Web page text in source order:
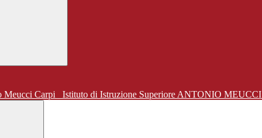
Istituto di Istruzione Superiore ANTONIO MEUCCI